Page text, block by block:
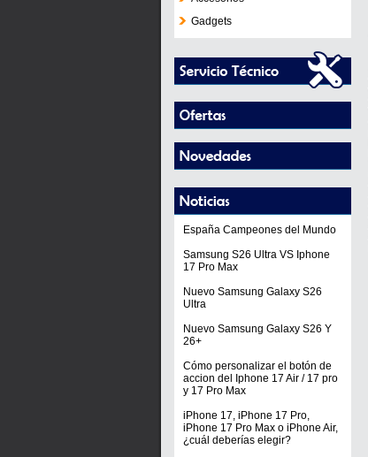
Gadgets
España Campeones del Mundo
Samsung S26 Ultra VS Iphone
17 Pro Max
Nuevo Samsung Galaxy S26
Ultra
Nuevo Samsung Galaxy S26 Y
26+
Cómo personalizar el botón de
accion del Iphone 17 Air / 17 pro
y 17 Pro Max
iPhone 17, iPhone 17 Pro,
iPhone 17 Pro Max o iPhone Air,
¿cuál deberías elegir?